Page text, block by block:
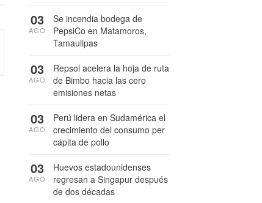
Se incendia bodega de
PepsiCo en Matamoros,
Tamaulipas
03
AGO
Repsol acelera la hoja de ruta
de Bimbo hacia las cero
emisiones netas
03
AGO
Perú lidera en Sudamérica el
crecimiento del consumo per
cápita de pollo
03
AGO
Huevos estadounidenses
regresan a Singapur después
de dos décadas
03
AGO